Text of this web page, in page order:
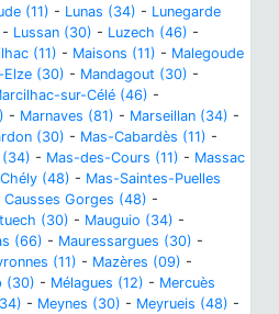
(11) - Lunas (34) - Lunegarde
- Lussan (30) - Luzech (46) -
(11) - Maisons (11) - Malegoude
(30) - Mandagout (30) -
sur-Célé (46) -
- Marnaves (81) - Marseillan (34) -
(30) - Mas-Cabardès (11) -
- Mas-des-Cours (11) - Massac
(48) - Mas-Saintes-Puelles
Causses Gorges (48) -
(30) - Mauguio (34) -
(66) - Mauressargues (30) -
(11) - Mazères (09) -
(30) - Mélagues (12) - Mercuès
- Meynes (30) - Meyrueis (48) -